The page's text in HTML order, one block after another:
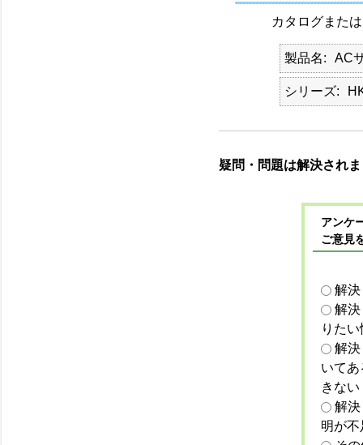
カタログまた
製品名 AC
シリーズ
疑問・問題は解決され
アンケ
ご意見
解
解
りた
解
いて
きない
解
明が